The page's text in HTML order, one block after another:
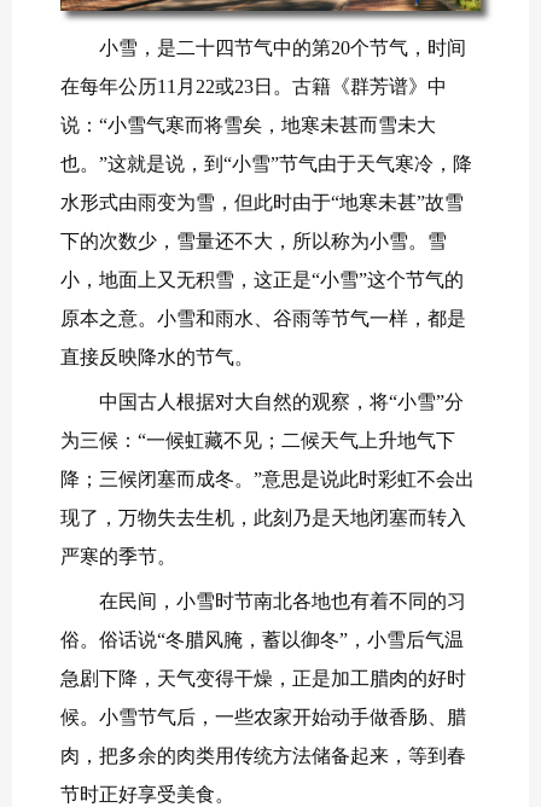
小雪，是二十四节气中的第20个节气，时间
在每年公历11月22或23日。古籍《群芳谱》中
说：“小雪气寒而将雪矣，地寒未甚而雪未大
也。”这就是说，到“小雪”节气由于天气寒冷，降
水形式由雨变为雪，但此时由于“地寒未甚”故雪
下的次数少，雪量还不大，所以称为小雪。雪
小，地面上又无积雪，这正是“小雪”这个节气的
原本之意。小雪和雨水、谷雨等节气一样，都是
直接反映降水的节气。
中国古人根据对大自然的观察，将“小雪”分
为三候：“一候虹藏不见；二候天气上升地气下
降；三候闭塞而成冬。”意思是说此时彩虹不会出
现了，万物失去生机，此刻乃是天地闭塞而转入
严寒的季节。
在民间，小雪时节南北各地也有着不同的习
俗。俗话说“冬腊风腌，蓄以御冬”，小雪后气温
急剧下降，天气变得干燥，正是加工腊肉的好时
候。小雪节气后，一些农家开始动手做香肠、腊
肉，把多余的肉类用传统方法储备起来，等到春
节时正好享受美食。